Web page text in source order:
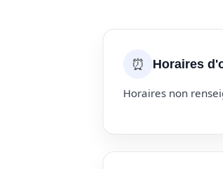
⏰ Horaires
Horaires non